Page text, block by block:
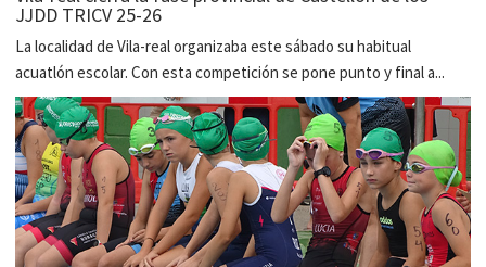
JJDD TRICV 25-26
La localidad de Vila-real organizaba este sábado su habitual
acuatlón escolar. Con esta competición se pone punto y final a...